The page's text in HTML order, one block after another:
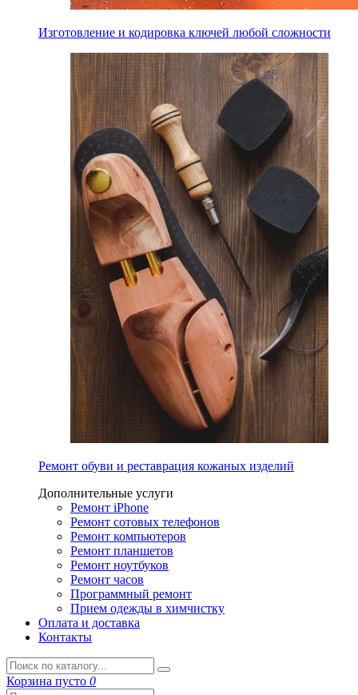
Изготовление и кодировка ключей любой сложности
Ремонт обуви и реставрация кожаных изделий
Дополнительные услуги
Ремонт iPhone
Ремонт сотовых телефонов
Ремонт компьютеров
Ремонт планшетов
Ремонт ноутбуков
Ремонт часов
Программный ремонт
Прием одежды в химчистку
Оплата и доставка
Контакты
Корзина пусто 0